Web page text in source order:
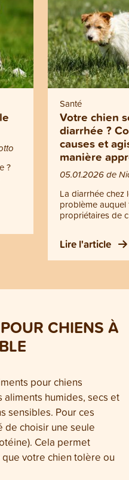
?
Santé
Votre chien
diarrhée ?
causes et
manière
05.01.2026 de
La diarrhée chez
problème auquel
propriétaires de
Cependant,
causes et savez-
remédier ? La
des maladies
chez les chiens
remédier au
Lire l'article
CHIENS À
pour chiens
humides, secs et
sensibles. Pour ces
de choisir une seule
Cela permet
votre chien tolère ou